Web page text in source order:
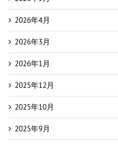
2026年4月
2026年3月
2026年1月
2025年12月
2025年10月
2025年9月